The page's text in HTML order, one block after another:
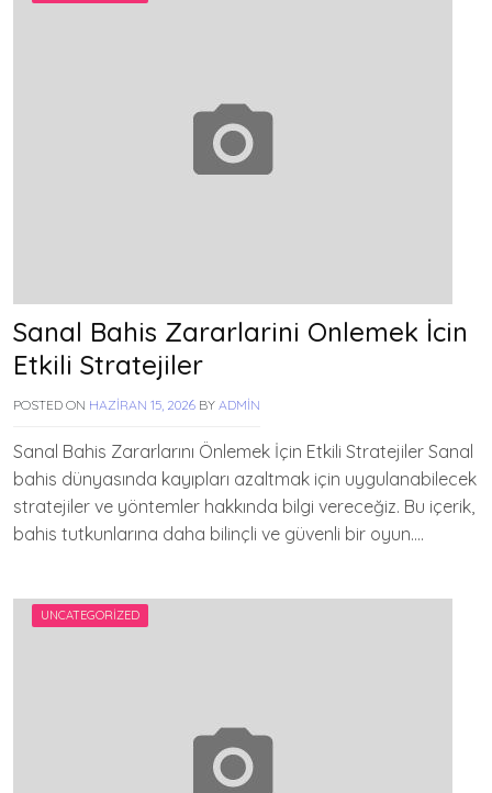
Sanal Bahis Zararlarini Onlemek İcin
Etkili Stratejiler
POSTED ON HAZIRAN 15, 2026 BY ADMIN
Sanal Bahis Zararlarını Önlemek İçin Etkili Stratejiler Sanal
bahis dünyasında kayıpları azaltmak için uygulanabilecek
stratejiler ve yöntemler hakkında bilgi vereceğiz. Bu içerik,
bahis tutkunlarına daha bilinçli ve güvenli bir oyun….
UNCATEGORIZED